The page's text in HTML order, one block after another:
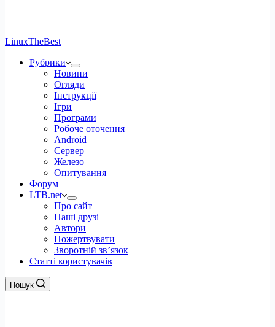
LinuxTheBest
Рубрики
Новини
Огляди
Інструкції
Ігри
Програми
Робоче оточення
Android
Сервер
Железо
Опитування
Форум
LTB.net
Про сайт
Наші друзі
Автори
Пожертвувати
Зворотній зв’язок
Статті користувачів
Пошук